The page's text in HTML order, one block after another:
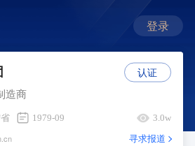
登录
造商
1979-09 3.0w
寻求报道
认证